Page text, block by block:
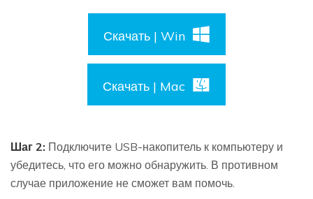
Скачать | Win
Скачать | Mac
Шаг 2: Подключите USB-накопитель к компьютеру и
убедитесь, что его можно обнаружить. В противном
случае приложение не сможет вам помочь.